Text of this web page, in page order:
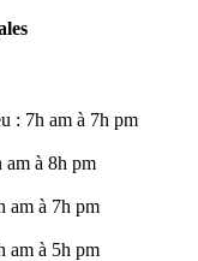
: 7h am à 7h pm
am à 8h pm
am à 7h pm
am à 5h pm